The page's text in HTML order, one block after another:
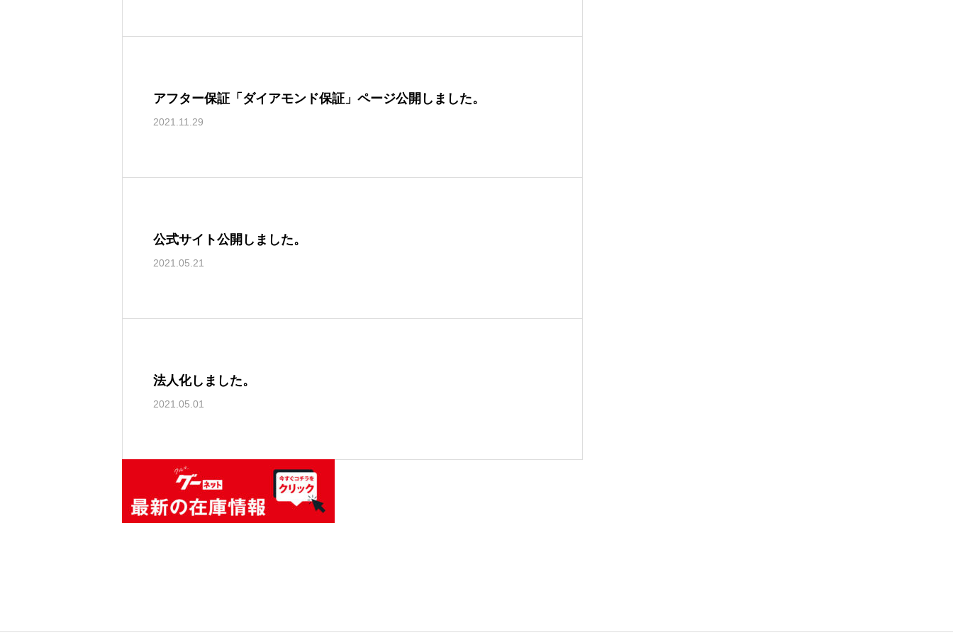
アフター保証「ダイアモンド保証」ページ公開しました。
2021.11.29
公式サイト公開しました。
2021.05.21
法人化しました。
2021.05.01